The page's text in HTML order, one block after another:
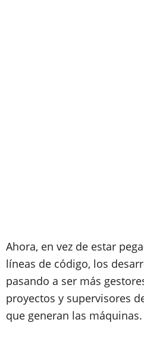
Ahora, en vez de estar
líneas de código, los
pasando a ser más
proyectos y supervisores
que generan las máquinas.